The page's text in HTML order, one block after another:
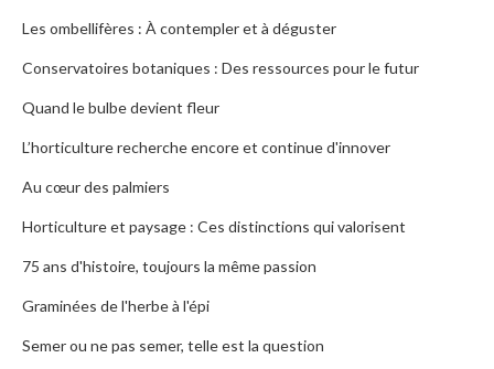
Les ombellifères : À contempler et à déguster
Conservatoires botaniques : Des ressources pour le futur
Quand le bulbe devient fleur
L’horticulture recherche encore et continue d'innover
Au cœur des palmiers
Horticulture et paysage : Ces distinctions qui valorisent
75 ans d'histoire, toujours la même passion
Graminées de l'herbe à l'épi
Semer ou ne pas semer, telle est la question